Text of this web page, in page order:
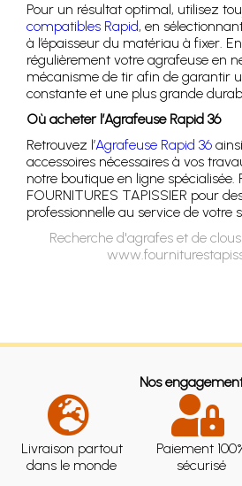
Pour un résultat optimal, utilisez
compatibles Rapid, en
à l’épaisseur du matériau à fixer.
régulièrement votre agrafeuse en
mécanisme de tir afin de garantir
constante et une plus grande
Où acheter l’Agrafeuse Rapid 36
Retrouvez l’Agrafeuse Rapid 36
accessoires nécessaires à vos
notre boutique en ligne spécialisée.
FOURNITURES TAPISSIER pour
professionnelle au service de votre
Recherche d'agrafes et de
Nos
Livraison partout
dans le monde
Paiement
sécurisé